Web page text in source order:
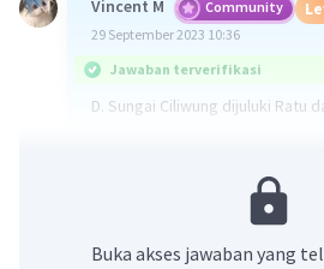
Vincent M Community
29 September 2023 10:36
Jawaban terverifikasi
D. Sungai Ciliwung dijuluki Ratu
dampak seperti kualitas Sungai
mengalami penurunan, menjadi
banjir di wilayah sekitarnya,
menjadi punah. Namun, julukan
Buka akses jawaban yang